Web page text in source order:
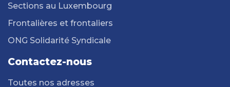
Sections au Luxembourg
Frontalières et frontaliers
ONG Solidarité Syndicale
Contactez-nous
Toutes nos adresses